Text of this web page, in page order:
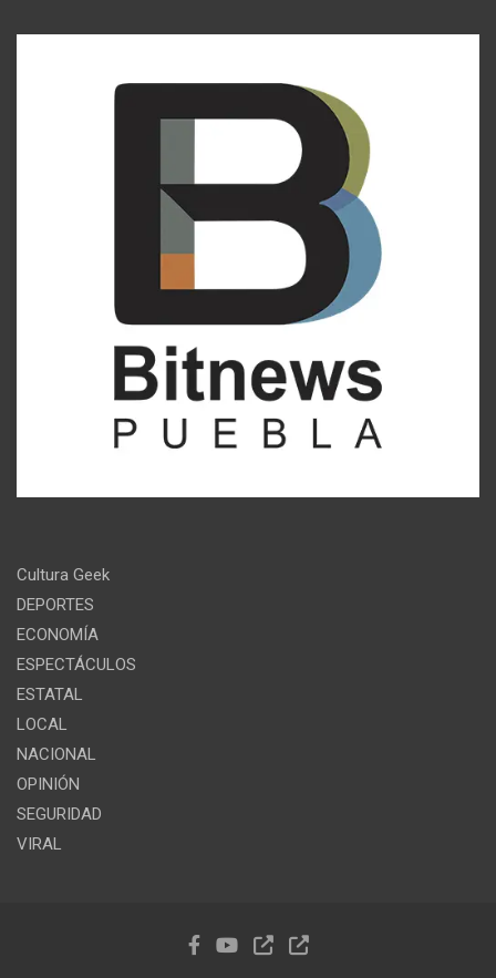
Cultura Geek
DEPORTES
ECONOMÍA
ESPECTÁCULOS
ESTATAL
LOCAL
NACIONAL
OPINIÓN
SEGURIDAD
VIRAL